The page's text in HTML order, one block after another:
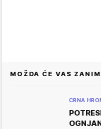
MOŽDA ĆE VAS
CRNA